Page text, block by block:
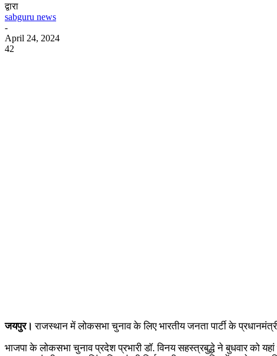
द्वारा
sabguru news
-
April 24, 2024
42
जयपुर। राजस्थान में लोकसभा चुनाव के लिए भारतीय जनता पार्टी के
भाजपा के लोकसभा चुनाव प्रदेश प्रभारी डॉ. विनय सहस्त्रबुद्धे ने बुधवार को